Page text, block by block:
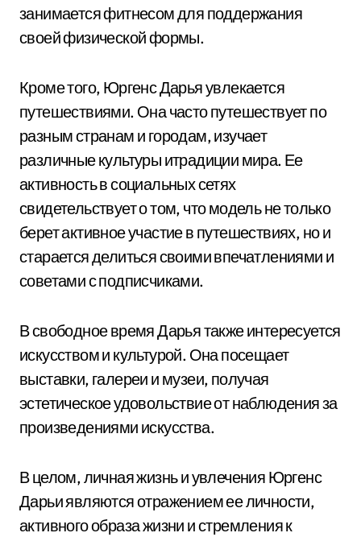
занимается фитнесом для поддержания
своей физической формы.
Кроме того, Юргенс Дарья увлекается
путешествиями. Она часто путешествует по
разным странам и городам, изучает
различные культуры итрадиции мира. Ее
активность в социальных сетях
свидетельствует о том, что модель не только
берет активное участие в путешествиях, но и
старается делиться своими впечатлениями и
советами с подписчиками.
В свободное время Дарья также интересуется
искусством и культурой. Она посещает
выставки, галереи и музеи, получая
эстетическое удовольствие от наблюдения за
произведениями искусства.
В целом, личная жизнь и увлечения Юргенс
Дарьи являются отражением ее личности,
активного образа жизни и стремления к